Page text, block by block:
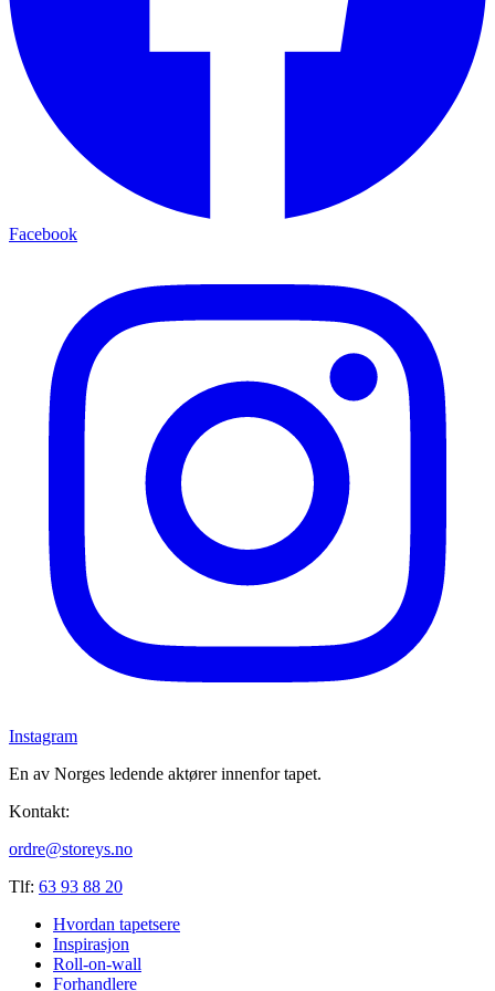
Facebook
Instagram
En av Norges ledende aktører innenfor tapet.
Kontakt:
ordre@storeys.no
Tlf: 63 93 88 20
Hvordan tapetsere
Inspirasjon
Roll-on-wall
Forhandlere